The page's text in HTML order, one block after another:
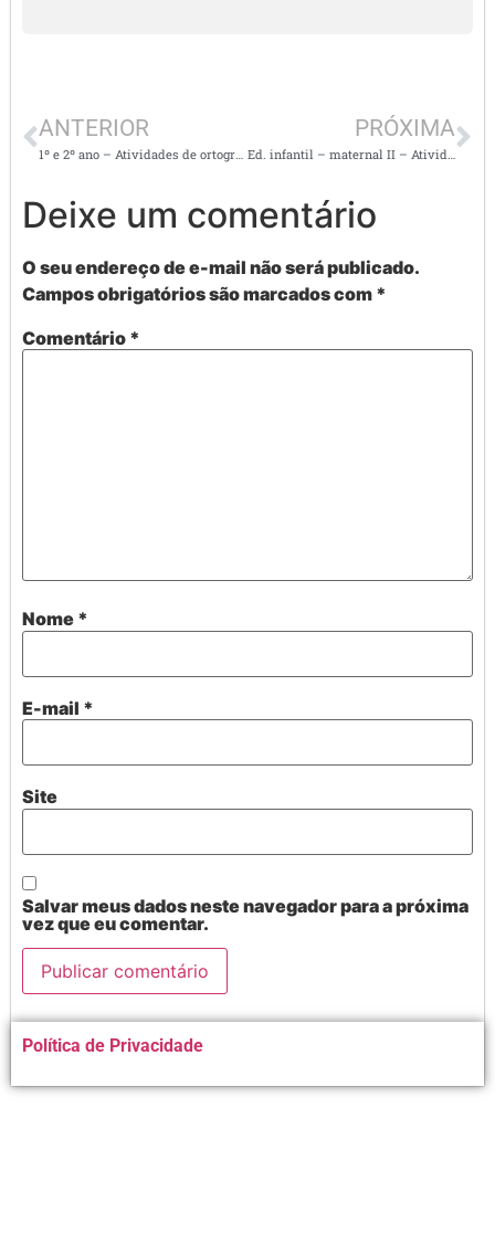
ANTERIOR
1º e 2º ano – Atividades de ortografia – R BRANDO – ARARA
PRÓXIMA
Ed. infantil – maternal II – Atividades semanais alinhadas a BNCC com imagens
Deixe um comentário
O seu endereço de e-mail não será publicado.
Campos obrigatórios são marcados com *
Comentário *
Nome *
E-mail *
Site
Salvar meus dados neste navegador para a próxima
vez que eu comentar.
Alternative:
Política de Privacidade